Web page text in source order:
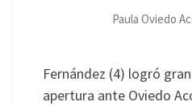
Paula Oviedo
Fernández (4) logró
apertura ante Oviedo